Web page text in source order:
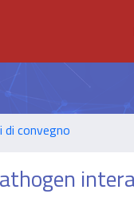
convegno